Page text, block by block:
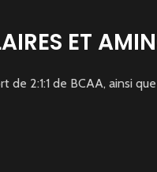
ET
2:1:1 de BCAA, ainsi